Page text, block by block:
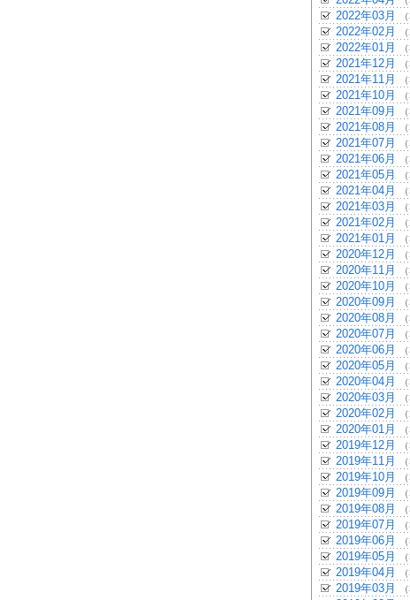
2022年03月
2022年02月
2022年01月
2021年12月
2021年11月
2021年10月
2021年09月
2021年08月
2021年07月
2021年06月
2021年05月
2021年04月
2021年03月
2021年02月
2021年01月
2020年12月
2020年11月
2020年10月
2020年09月
2020年08月
2020年07月
2020年06月
2020年05月
2020年04月
2020年03月
2020年02月
2020年01月
2019年12月
2019年11月
2019年10月
2019年09月
2019年08月
2019年07月
2019年06月
2019年05月
2019年04月
2019年03月